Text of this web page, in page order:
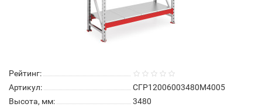
Рейтинг:
Артикул:
СГР12006003480M4005
Высота, мм:
3480